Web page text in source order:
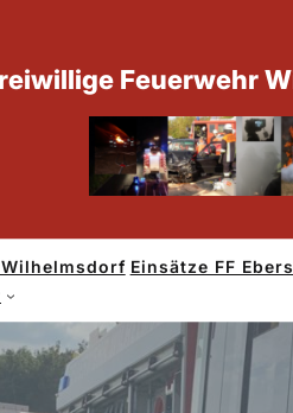
Feuerwehr
Wilhelmsdorf Einsätze FF